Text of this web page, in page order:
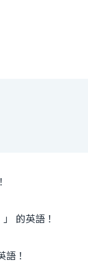
的英語！
！